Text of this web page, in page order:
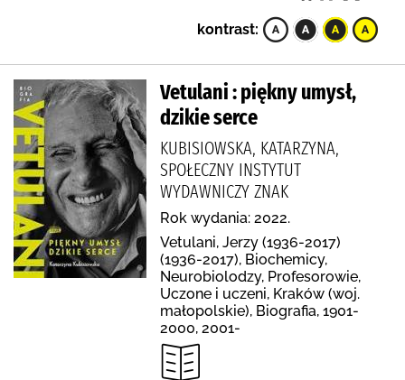
kontrast:
Vetulani : piękny umysł,
dzikie serce
KUBISIOWSKA, KATARZYNA,
SPOŁECZNY INSTYTUT
WYDAWNICZY ZNAK
Rok wydania: 2022.
Vetulani, Jerzy (1936-2017)
(1936-2017), Biochemicy,
Neurobiolodzy, Profesorowie,
Uczone i uczeni, Kraków (woj.
małopolskie), Biografia, 1901-
2000, 2001-